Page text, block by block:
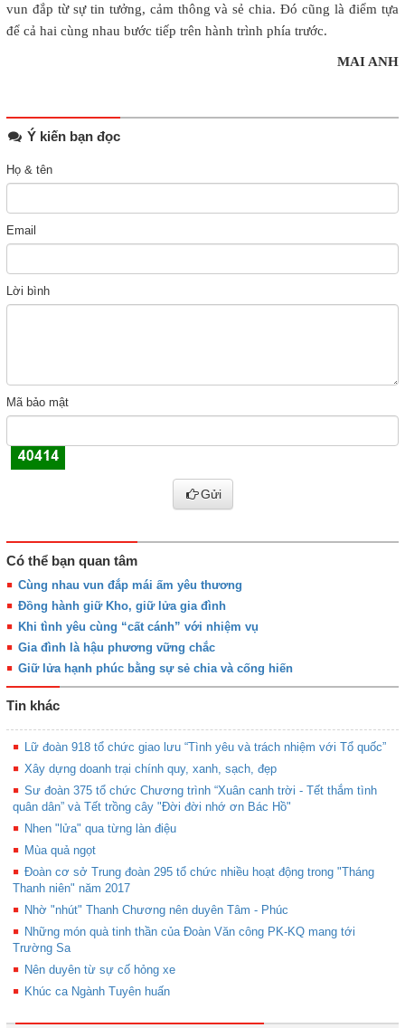
vun đắp từ sự tin tưởng, cảm thông và sẻ chia. Đó cũng là điểm tựa
để cả hai cùng nhau bước tiếp trên hành trình phía trước.
MAI ANH
Ý kiến bạn đọc
Họ & tên
Email
Lời bình
Mã bảo mật
Gửi
Có thể bạn quan tâm
Cùng nhau vun đắp mái ấm yêu thương
Đồng hành giữ Kho, giữ lửa gia đình
Khi tình yêu cùng “cất cánh” với nhiệm vụ
Gia đình là hậu phương vững chắc
Giữ lửa hạnh phúc bằng sự sẻ chia và cống hiến
Tin khác
Lữ đoàn 918 tổ chức giao lưu “Tình yêu và trách nhiệm với Tổ quốc”
Xây dựng doanh trại chính quy, xanh, sạch, đẹp
Sư đoàn 375 tổ chức Chương trình “Xuân canh trời - Tết thắm tình
quân dân” và Tết trồng cây "Đời đời nhớ ơn Bác Hồ"
Nhen "lửa" qua từng làn điệu
Mùa quả ngọt
Đoàn cơ sở Trung đoàn 295 tổ chức nhiều hoạt động trong "Tháng
Thanh niên" năm 2017
Nhờ "nhút" Thanh Chương nên duyên Tâm - Phúc
Những món quà tinh thần của Đoàn Văn công PK-KQ mang tới
Trường Sa
Nên duyên từ sự cố hỏng xe
Khúc ca Ngành Tuyên huấn